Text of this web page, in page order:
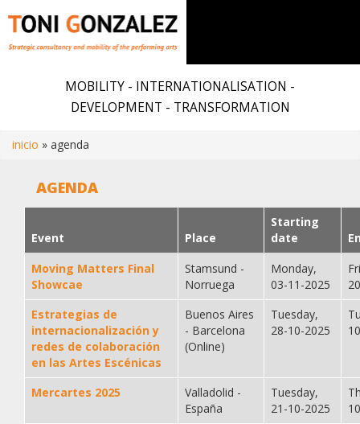
MOBILITY - INTERNATIONALISATION -
DEVELOPMENT - TRANSFORMATION
inicio agenda
AGENDA
Event Place
Starting
date
Moving Matters Final
Showcae
Stamsund -
Norruega
Monday,
03-11-2025
Estrategias de
internacionalización y
redes de colaboración
en las Artes Escénicas
Buenos Aires
- Barcelona
(Online)
Tuesday,
28-10-2025
Mercartes 2025
Valladolid -
España
Tuesday,
21-10-2025